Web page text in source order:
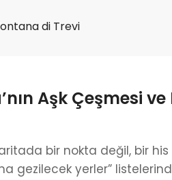
di Trevi
Aşk Çeşmesi
bir nokta değil, bir
gezilecek yerler”